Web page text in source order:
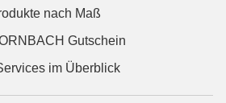
nach Maß
Gutschein
im Überblick